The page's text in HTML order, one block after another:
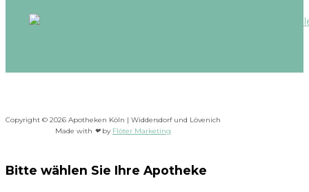
Copyright © 2026 Apotheken Köln | Widdersdorf und Lövenich
Made with ❤by Flöter Marketing
Bitte wählen Sie Ihre Apotheke